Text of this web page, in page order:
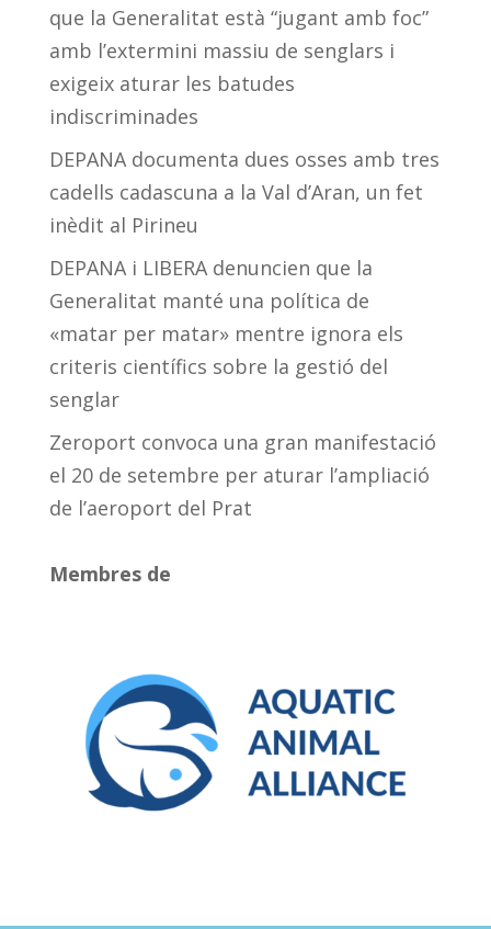
que la Generalitat està “jugant amb foc”
amb l’extermini massiu de senglars i
exigeix aturar les batudes
indiscriminades
DEPANA documenta dues osses amb tres
cadells cadascuna a la Val d’Aran, un fet
inèdit al Pirineu
DEPANA i LIBERA denuncien que la
Generalitat manté una política de
«matar per matar» mentre ignora els
criteris científics sobre la gestió del
senglar
Zeroport convoca una gran manifestació
el 20 de setembre per aturar l’ampliació
de l’aeroport del Prat
Membres de